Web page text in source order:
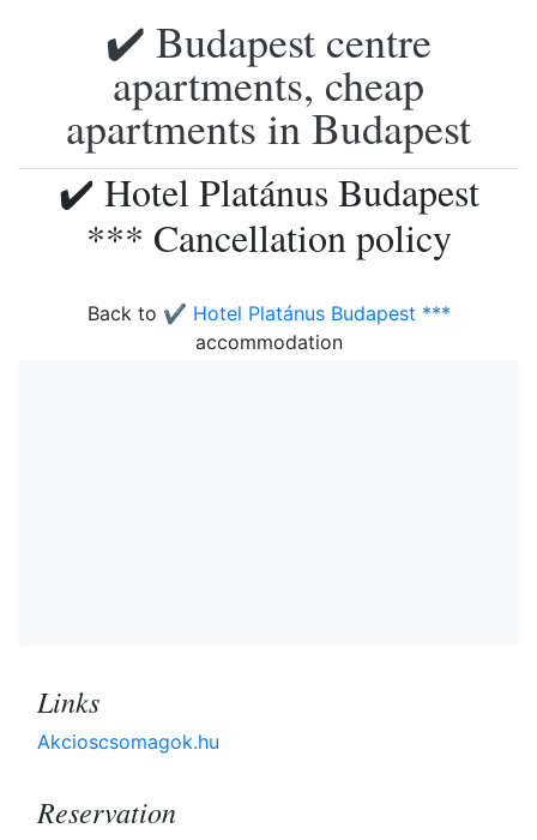
✔️ Budapest centre
apartments, cheap
apartments in Budapest
✔️ Hotel Platánus Budapest
*** Cancellation policy
Back to ✔️ Hotel Platánus Budapest ***
accommodation
Links
Akcioscsomagok.hu
Reservation